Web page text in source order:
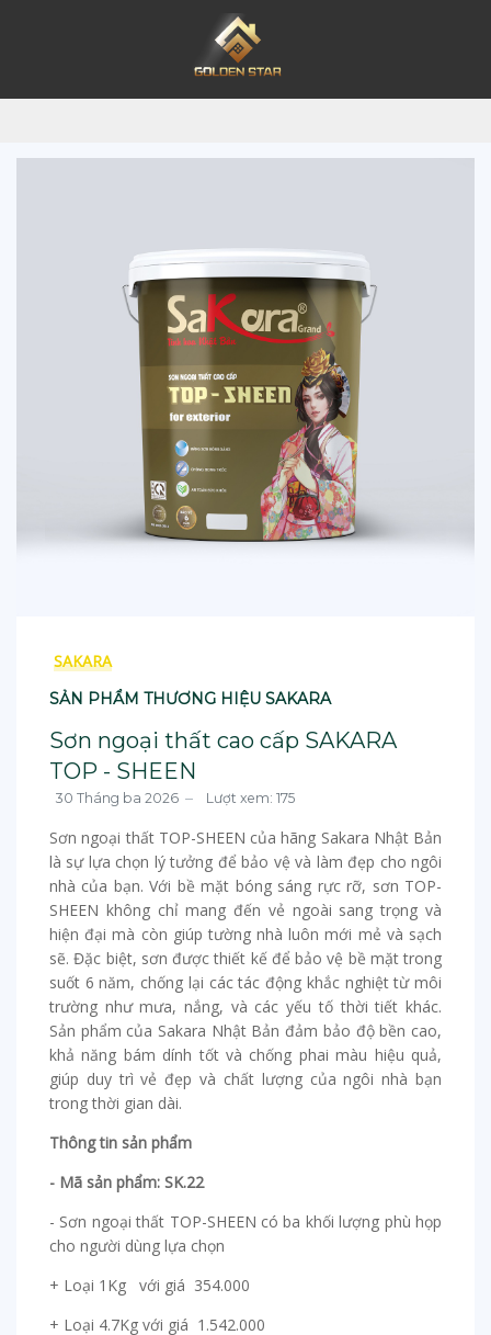
SAKARA
SẢN PHẨM THƯƠNG HIỆU SAKARA
Sơn ngoại thất cao cấp SAKARA
TOP - SHEEN
30 Tháng ba 2026 Lượt xem: 175
Sơn ngoại thất TOP-SHEEN của hãng Sakara Nhật Bản
là sự lựa chọn lý tưởng để bảo vệ và làm đẹp cho ngôi
nhà của bạn. Với bề mặt bóng sáng rực rỡ, sơn TOP-
SHEEN không chỉ mang đến vẻ ngoài sang trọng và
hiện đại mà còn giúp tường nhà luôn mới mẻ và sạch
sẽ. Đặc biệt, sơn được thiết kế để bảo vệ bề mặt trong
suốt 6 năm, chống lại các tác động khắc nghiệt từ môi
trường như mưa, nắng, và các yếu tố thời tiết khác.
Sản phẩm của Sakara Nhật Bản đảm bảo độ bền cao,
khả năng bám dính tốt và chống phai màu hiệu quả,
giúp duy trì vẻ đẹp và chất lượng của ngôi nhà bạn
trong thời gian dài.
Thông tin sản phẩm
- Mã sản phẩm: SK.22
- Sơn ngoại thất TOP-SHEEN có ba khối lượng phù họp
cho người dùng lựa chọn
+ Loại 1Kg với giá 354.000
+ Loại 4.7Kg với giá 1.542.000